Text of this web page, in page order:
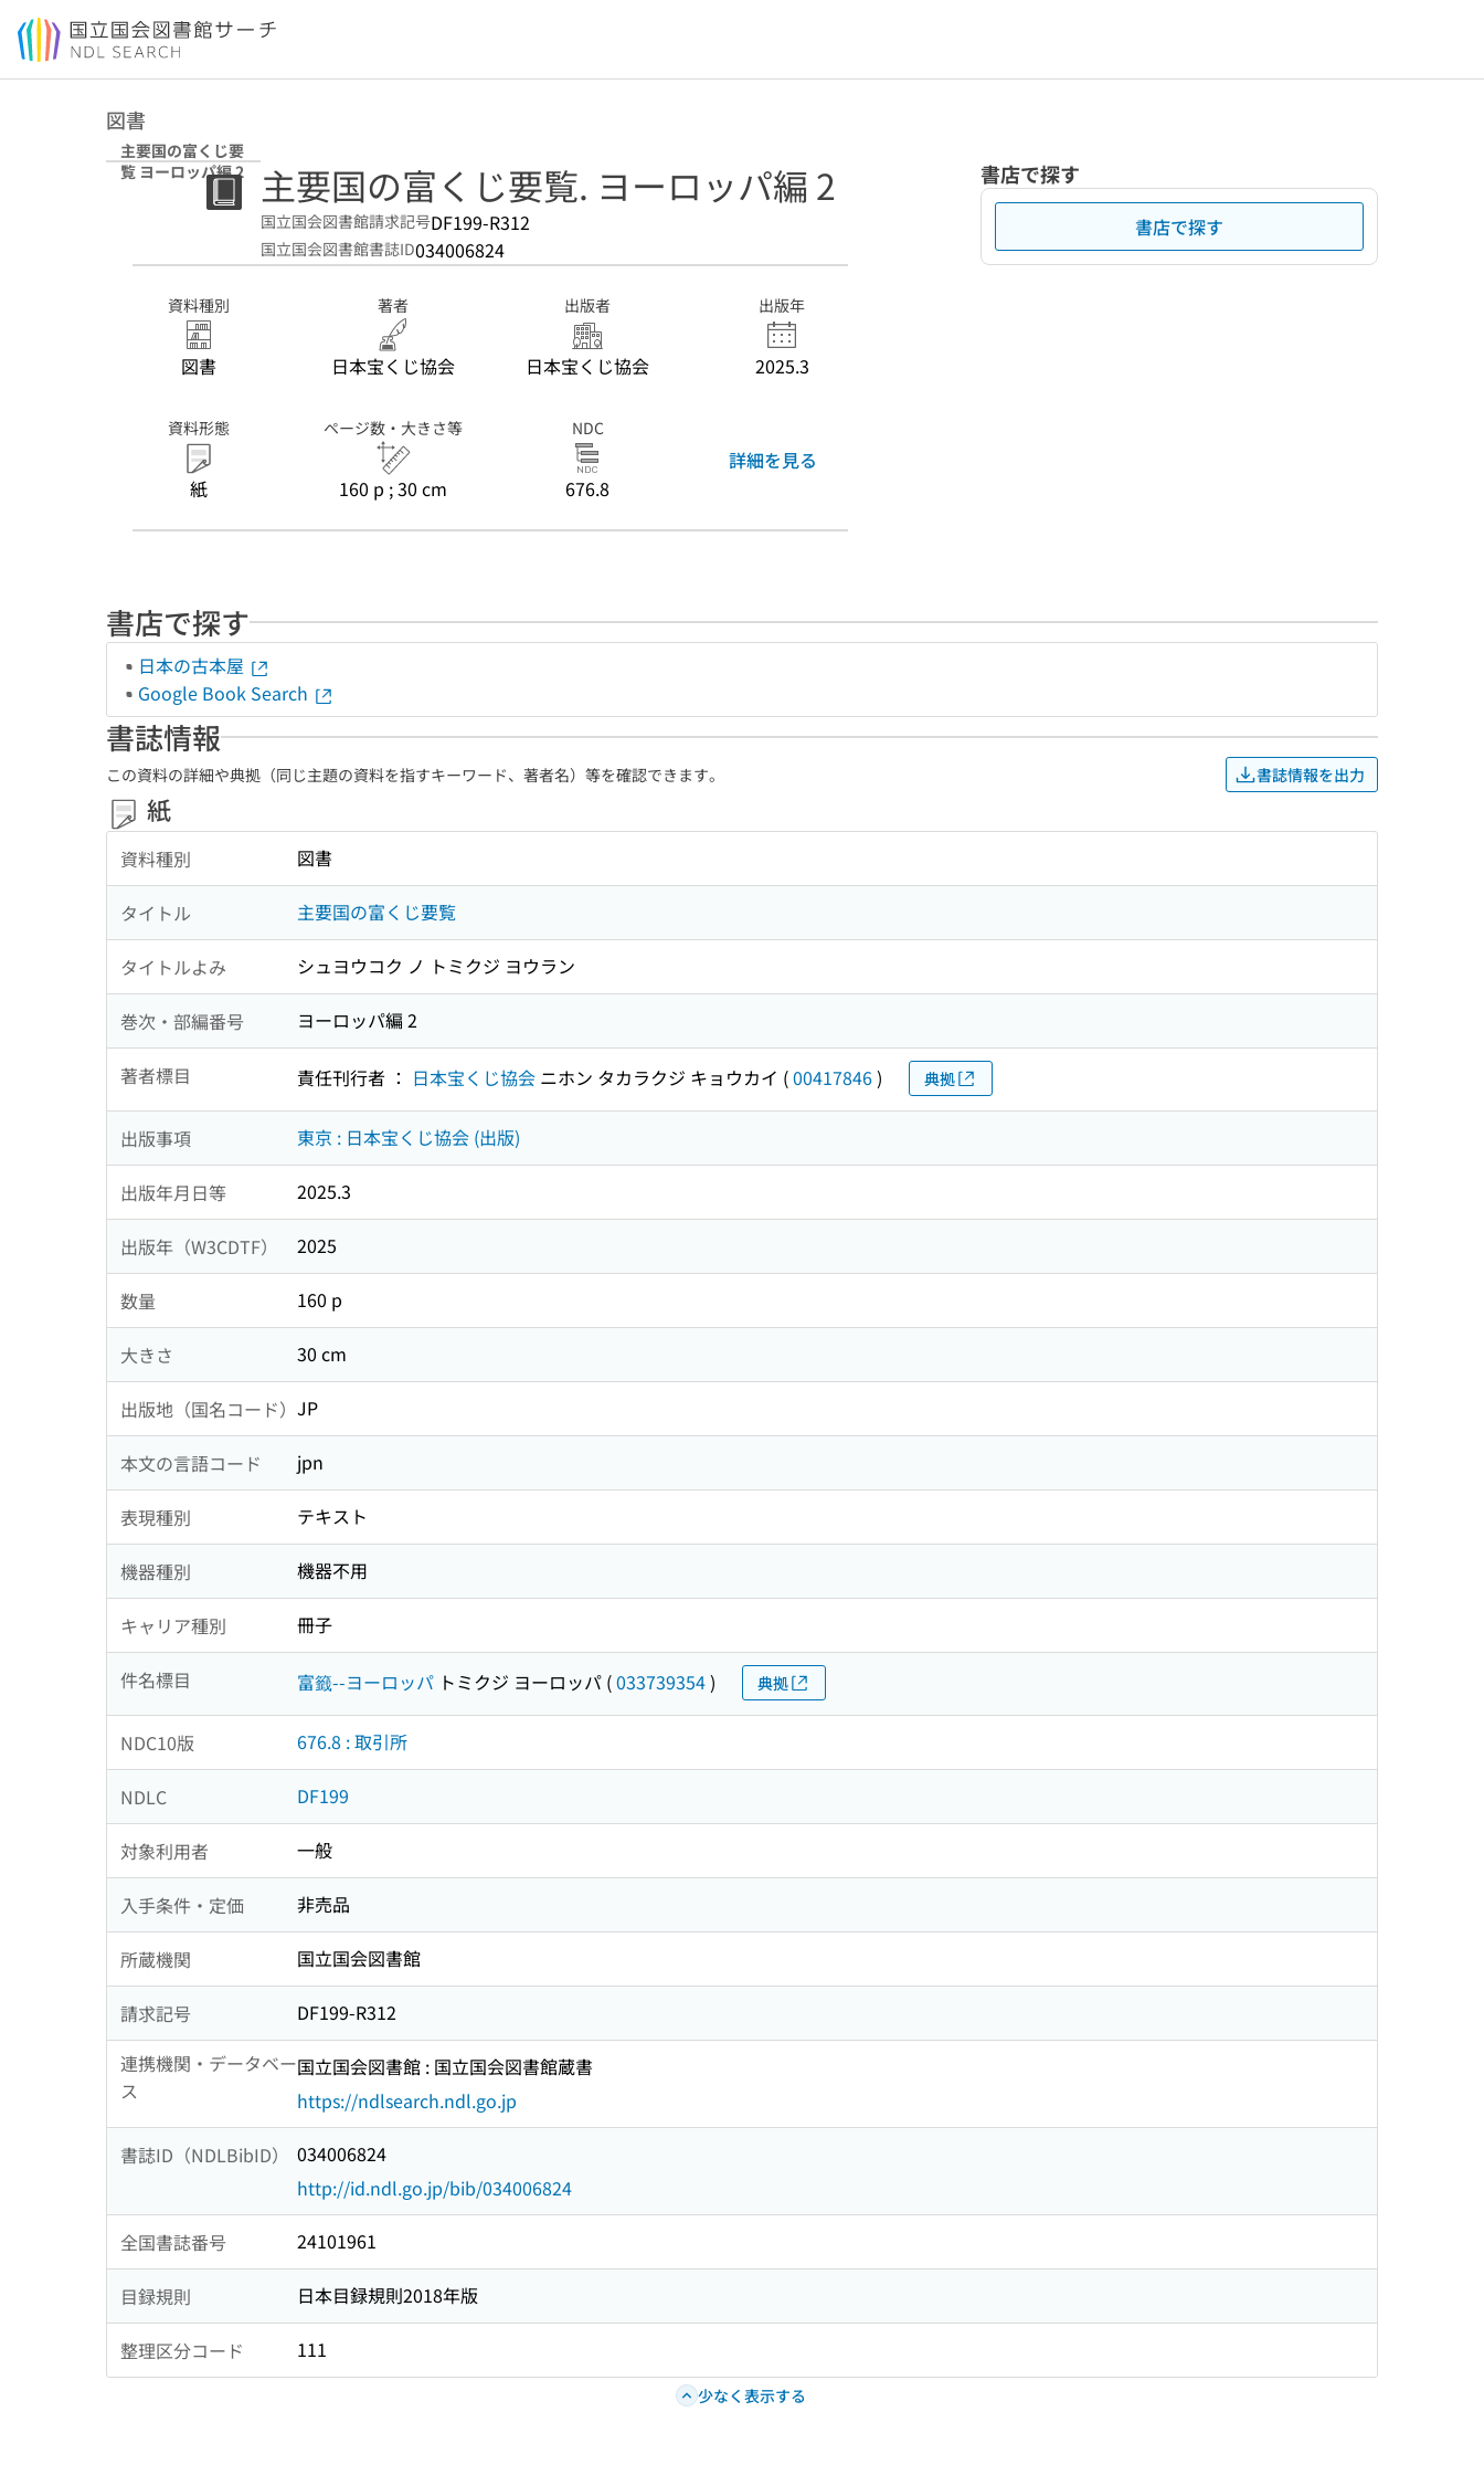
本文へ移動
図書
主要国の富くじ要
覧 ヨーロッパ編 2
主要国の富くじ要覧. ヨーロッパ編 2
国立国会図書館請求記号DF199-R312
国立国会図書館書誌ID034006824
資料種別
図書
著者
日本宝くじ協会
出版者
日本宝くじ協会
出版年
2025.3
資料形態
紙
ページ数・大きさ等
160 p ; 30 cm
NDC
676.8
詳細を見る
書店で探す
書店で探す
書店で探す
日本の古本屋
Google Book Search
書誌情報
この資料の詳細や典拠（同じ主題の資料を指すキーワード、著者名）等を確認できます。 書誌情報を出力
紙
資料種別 図書
タイトル 主要国の富くじ要覧
タイトルよみ シュヨウコク ノ トミクジ ヨウラン
巻次・部編番号 ヨーロッパ編 2
著者標目 責任刊行者 ： 日本宝くじ協会 ニホン タカラクジ キョウカイ (00417846) 典拠
出版事項 東京 : 日本宝くじ協会 (出版)
出版年月日等 2025.3
出版年（W3CDTF） 2025
数量 160 p
大きさ 30 cm
出版地（国名コード） JP
本文の言語コード jpn
表現種別 テキスト
機器種別 機器不用
キャリア種別 冊子
件名標目 富籤--ヨーロッパ トミクジ ヨーロッパ (033739354) 典拠
NDC10版 676.8 : 取引所
NDLC DF199
対象利用者 一般
入手条件・定価 非売品
所蔵機関 国立国会図書館
請求記号
DF199-R312
連携機関・データベー
ス
国立国会図書館 : 国立国会図書館蔵書
https://ndlsearch.ndl.go.jp
書誌ID（NDLBibID）
034006824
http://id.ndl.go.jp/bib/034006824
全国書誌番号 24101961
目録規則 日本目録規則2018年版
整理区分コード 111
少なく表示する